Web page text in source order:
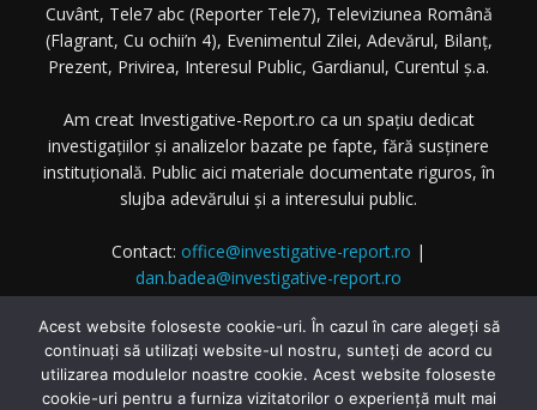
Cuvânt, Tele7 abc (Reporter Tele7), Televiziunea Română
(Flagrant, Cu ochii’n 4), Evenimentul Zilei, Adevărul, Bilanț,
Prezent, Privirea, Interesul Public, Gardianul, Curentul ș.a.
Am creat Investigative-Report.ro ca un spațiu dedicat
investigațiilor și analizelor bazate pe fapte, fără susținere
instituțională. Public aici materiale documentate riguros, în
slujba adevărului și a interesului public.
Contact: office@investigative-report.ro |
dan.badea@investigative-report.ro
© 2025 Investigative-Report.ro. Toate drepturile rezervate.
Acest website foloseste cookie-uri. În cazul în care alegeți să
continuați să utilizați website-ul nostru, sunteți de acord cu
utilizarea modulelor noastre cookie. Acest website foloseste
cookie-uri pentru a furniza vizitatorilor o experiență mult mai